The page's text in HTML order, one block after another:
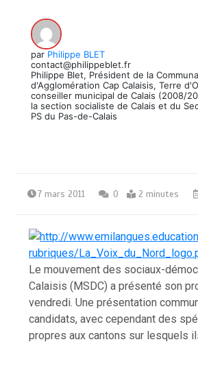
par Philippe BLET
contact@philippeblet.fr
Philippe Blet, Président de la
d'Agglomération Cap Calaisis, Terre
conseiller municipal de Calais (2008/
la section socialiste de Calais et du
PS du Pas-de-Calais
7 mars 2011 0 2 minutes
Le mouvement des sociaux-
Calaisis (MSDC) a présenté son
vendredi. Une présentation
candidats, avec cependant des
propres aux cantons sur lesquels